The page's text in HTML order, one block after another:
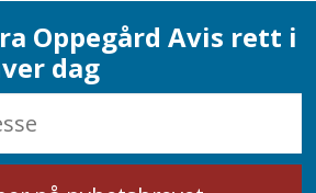
Oppegård Avis rett i
dag